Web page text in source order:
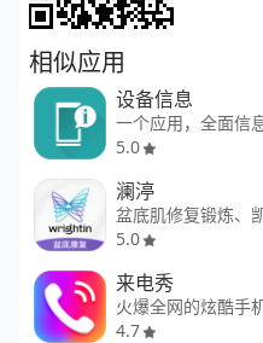
相似应用
设备信息
一个应用，全面信
5.0
澜渟
5.0
来电秀
4.7